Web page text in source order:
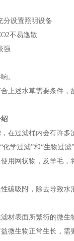
设置照明设备
不易逸散
强
。
上述水草需要条件，
在过滤桶内会有许多
化学过滤”和“生物过滤
网状物，及羊毛，
吸附，除去导致水
表面所繁衍的微生
微生物正常生长，需